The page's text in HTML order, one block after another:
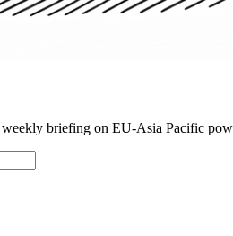
briefing on EU-Asia Pacific